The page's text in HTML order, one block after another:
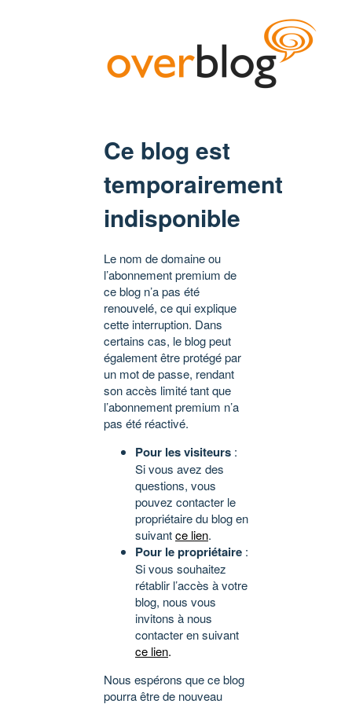
Ce blog est
temporairement
indisponible
Le nom de domaine ou
l’abonnement premium de
ce blog n’a pas été
renouvelé, ce qui explique
cette interruption. Dans
certains cas, le blog peut
également être protégé par
un mot de passe, rendant
son accès limité tant que
l’abonnement premium n’a
pas été réactivé.
Pour les visiteurs :
Si vous avez des
questions, vous
pouvez contacter le
propriétaire du blog en
suivantce lien.
Pour le propriétaire :
Si vous souhaitez
rétablir l’accès à votre
blog, nous vous
invitons à nous
contacter en suivant
ce lien.
Nous espérons que ce blog
pourra être de nouveau